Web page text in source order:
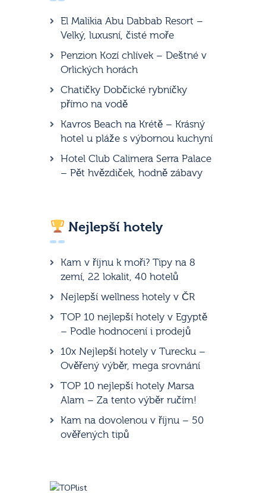
El Malikia Abu Dabbab Resort –
Velký, luxusní, čisté moře
Penzion Kozí chlívek – Deštné v
Orlických horách
Chatičky Dobčické rybníčky
přímo na vodě
Kavros Beach na Krétě – Krásný
hotel u pláže s výbornou kuchyní
Hotel Club Calimera Serra Palace
– Pět hvězdiček, hodně zábavy
Nejlepší hotely
Kam v říjnu k moři? Tipy na 8
zemí, 22 lokalit, 40 hotelů
Nejlepší wellness hotely v ČR
TOP 10 nejlepší hotely v Egyptě
– Podle hodnocení i prodejů
10x Nejlepší hotely v Turecku –
Ověřený výběr, mega srovnání
TOP 10 nejlepší hotely Marsa
Alam – Za tento výběr ručím!
Kam na dovolenou v říjnu – 50
ověřených tipů